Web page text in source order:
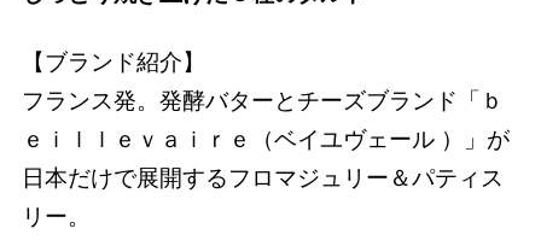
【ブランド紹介】
フランス発。発酵バターとチーズブランド「ｂ
ｅｉｌｌｅｖａｉｒｅ（ベイユヴェール ）」が
日本だけで展開するフロマジュリー＆パティス
リー。